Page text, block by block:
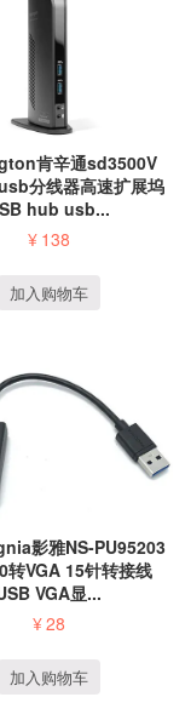
肯辛通sd3500V
分线器高速扩展坞
hub usb...
¥ 138
加入购物车
影雅NS-PU95203
转VGA 15针转接线
VGA显...
¥28
加入购物车